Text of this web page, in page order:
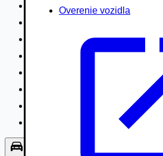
Overenie vozidla
Hydraulické ruky autožeriavy
Špeciály/nosiče kontajnerov
Návesy/prívesy nadstavby
Lode/člny, lietadlá/vznášadlá
Príslušenstvo, Oblečenie